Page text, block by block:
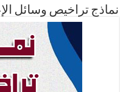
نماذج تراخيص وسائل